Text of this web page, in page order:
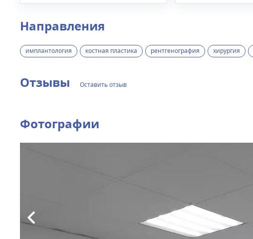
Направления
имплантология костная пластика рентгенография хирургия
Отзывы Оставить отзыв
Фотографии